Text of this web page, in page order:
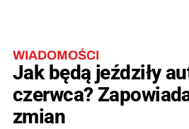
WIADOMOŚCI
Jak będą jeździły
czerwca?
zmian